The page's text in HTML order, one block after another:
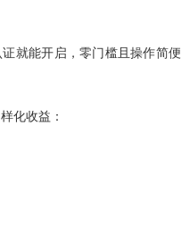
就能开启，零门槛且操作简便
化收益：